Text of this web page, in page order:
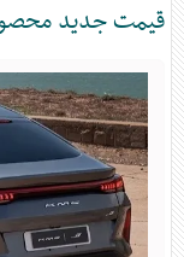
قیمت جدید